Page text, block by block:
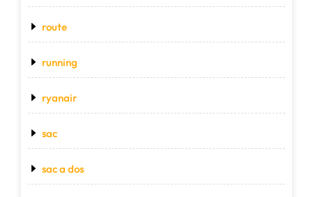
route
running
ryanair
sac
sac a dos